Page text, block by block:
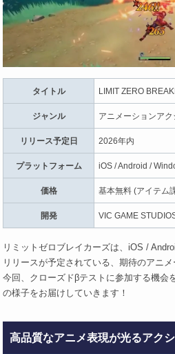
タイトル LIMIT ZERO
ジャンル アニメーションア
リリース予定日 2026年内
プラットフォーム iOS / Android /
価格 基本無料 (アイテム
開発 VIC GAME
リミットゼロブレイカーズは、iOS /
リリースが予定されている、期待のアニ
今回、クローズドβテストに参加する機会
の様子をお届けしていきます！
高品質なアニメ表現が光るアク